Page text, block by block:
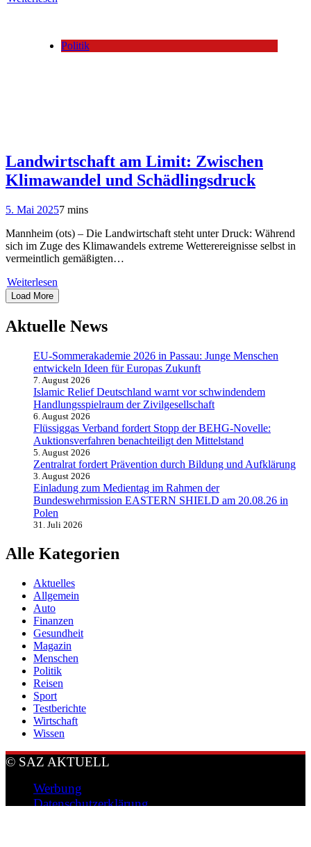
Politik
Landwirtschaft am Limit: Zwischen
Klimawandel und Schädlingsdruck
5. Mai 20257 mins
Mannheim (ots) – Die Landwirtschaft steht unter Druck: Während
sich im Zuge des Klimawandels extreme Wetterereignisse selbst in
vermeintlich gemäßigten…
Weiterlesen
Load More
Aktuelle News
EU-Sommerakademie 2026 in Passau: Junge Menschen
entwickeln Ideen für Europas Zukunft
7. August 2026
Islamic Relief Deutschland warnt vor schwindendem
Handlungsspielraum der Zivilgesellschaft
6. August 2026
Flüssiggas Verband fordert Stopp der BEHG-Novelle:
Auktionsverfahren benachteiligt den Mittelstand
5. August 2026
Zentralrat fordert Prävention durch Bildung und Aufklärung
3. August 2026
Einladung zum Medientag im Rahmen der
Bundeswehrmission EASTERN SHIELD am 20.08.26 in
Polen
31. Juli 2026
Alle Kategorien
Aktuelles
Allgemein
Auto
Finanzen
Gesundheit
Magazin
Menschen
Politik
Reisen
Sport
Testberichte
Wirtschaft
Wissen
© SAZ AKTUELL
Werbung
Datenschutzerklärung